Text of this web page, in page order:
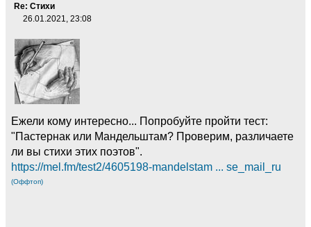
Re: Стихи
26.01.2021, 23:08
Ежели кому интересно... Попробуйте пройти тест:
"Пастернак или Мандельштам? Проверим, различаете
ли вы стихи этих поэтов".
https://mel.fm/test2/4605198-mandelstam ... se_mail_ru
(Оффтоп)